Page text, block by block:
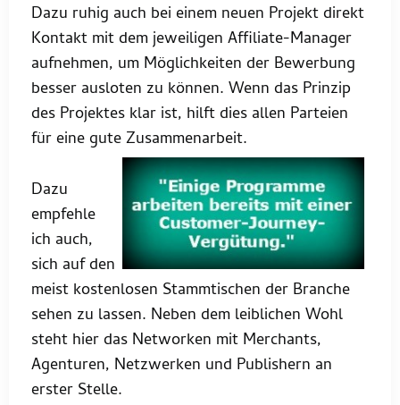
Dazu ruhig auch bei einem neuen Projekt direkt
Kontakt mit dem jeweiligen Affiliate-Manager
aufnehmen, um Möglichkeiten der Bewerbung
besser ausloten zu können. Wenn das Prinzip
des Projektes klar ist, hilft dies allen Parteien
für eine gute Zusammenarbeit.
Dazu
empfehle
ich auch,
sich auf den
meist kostenlosen Stammtischen der Branche
sehen zu lassen. Neben dem leiblichen Wohl
steht hier das Networken mit Merchants,
Agenturen, Netzwerken und Publishern an
erster Stelle.